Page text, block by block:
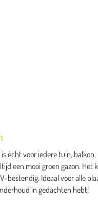
ècht voor iedere tuin, balkon,
een mooi groen gazon. Het
bestendig. Ideaal voor alle
in gedachten hebt!